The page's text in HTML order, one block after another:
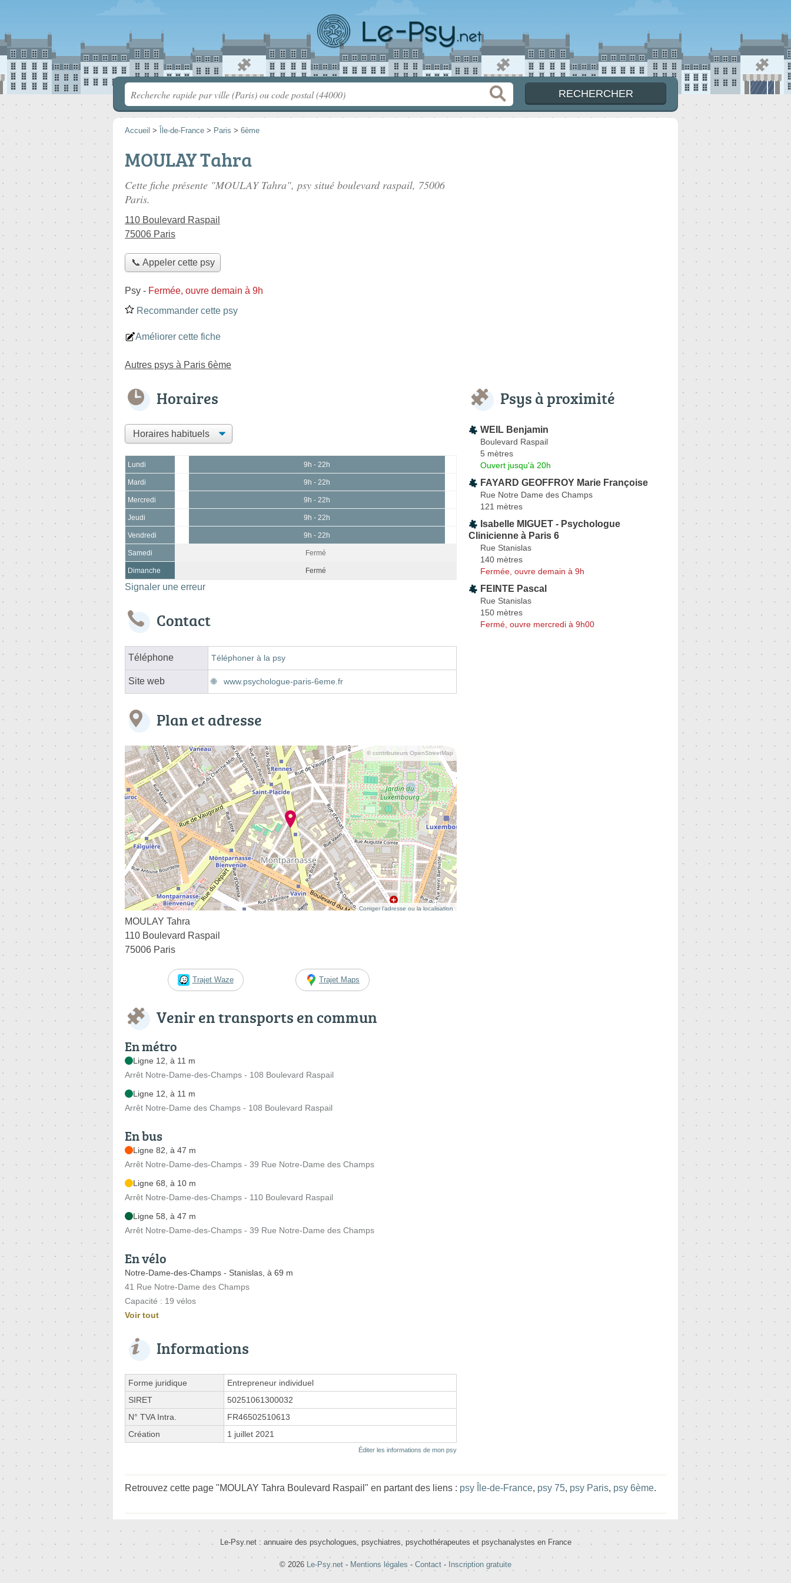
Accueil > Île-de-France > Paris > 6ème
MOULAY Tahra
Cette fiche présente "MOULAY Tahra", psy situé boulevard raspail, 75006
Paris.
110 Boulevard Raspail
75006 Paris
📞 Appeler cette psy
Psy - Fermée, ouvre demain à 9h
Recommander cette psy
Améliorer cette fiche
Autres psys à Paris 6ème
Horaires
Lundi 9h - 22h
Mardi 9h - 22h
Mercredi 9h - 22h
Jeudi 9h - 22h
Vendredi 9h - 22h
Samedi Fermé
Dimanche Fermé
Signaler une erreur
Contact
Téléphone Téléphoner à la psy
Site web www.psychologue-paris-6eme.fr
Plan et adresse
© contributeurs OpenStreetMap
Corriger l’adresse ou la localisation
MOULAY Tahra
110 Boulevard Raspail
75006 Paris
Trajet Waze Trajet Maps
Venir en transports en commun
En métro
Ligne 12, à 11 m
Arrêt Notre-Dame-des-Champs - 108 Boulevard Raspail
Ligne 12, à 11 m
Arrêt Notre-Dame des Champs - 108 Boulevard Raspail
En bus
Ligne 82, à 47 m
Arrêt Notre-Dame-des-Champs - 39 Rue Notre-Dame des Champs
Ligne 68, à 10 m
Arrêt Notre-Dame-des-Champs - 110 Boulevard Raspail
Ligne 58, à 47 m
Arrêt Notre-Dame-des-Champs - 39 Rue Notre-Dame des Champs
En vélo
Notre-Dame-des-Champs - Stanislas, à 69 m
41 Rue Notre-Dame des Champs
Capacité : 19 vélos
Voir tout
Informations
Forme juridique
Entrepreneur individuel
SIRET
50251061300032
N° TVA Intra.
FR46502510613
Création
1 juillet 2021
Éditer les informations de mon psy
Psys à proximité
WEIL Benjamin
Boulevard Raspail
5 mètres
Ouvert jusqu'à 20h
FAYARD GEOFFROY Marie Françoise
Rue Notre Dame des Champs
121 mètres
Isabelle MIGUET - Psychologue
Clinicienne à Paris 6
Rue Stanislas
140 mètres
Fermée, ouvre demain à 9h
FEINTE Pascal
Rue Stanislas
150 mètres
Fermé, ouvre mercredi à 9h00
Retrouvez cette page "MOULAY Tahra Boulevard Raspail" en partant des liens : psy Île-de-France, psy 75, psy Paris, psy 6ème.
Le-Psy.net : annuaire des psychologues, psychiatres, psychothérapeutes et psychanalystes en France
© 2026 Le-Psy.net - Mentions légales - Contact - Inscription gratuite